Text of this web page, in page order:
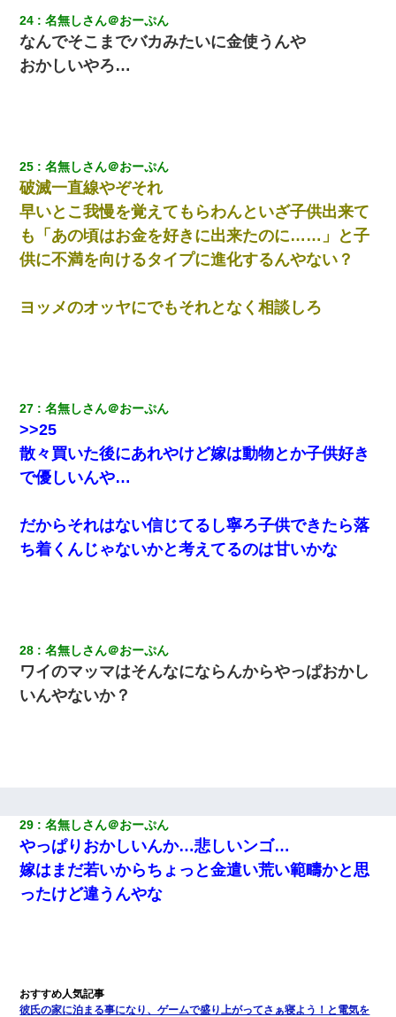
24 名無しさん＠おーぷん
なんでそこまでバカみたいに金使うんや
おかしいやろ…
25 名無しさん＠おーぷん
破滅一直線やぞそれ
早いとこ我慢を覚えてもらわんといざ子供出来て
も「あの頃はお金を好きに出来たのに……」と子
供に不満を向けるタイプに進化するんやない？
ヨッメのオッヤにでもそれとなく相談しろ
27 名無しさん＠おーぷん
>>25
散々買いた後にあれやけど嫁は動物とか子供好き
で優しいんや…
だからそれはない信じてるし寧ろ子供できたら落
ち着くんじゃないかと考えてるのは甘いかな
28 名無しさん＠おーぷん
ワイのマッマはそんなにならんからやっぱおかし
いんやないか？
29 名無しさん＠おーぷん
やっぱりおかしいんか…悲しいンゴ…
嫁はまだ若いからちょっと金遣い荒い範疇かと思
ったけど違うんやな
彼氏の家に泊まる事になり、ゲームで盛り上がってさぁ寝よう！と電気を